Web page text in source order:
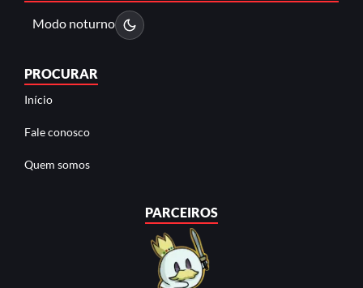
Modo noturno
PROCURAR
Início
Fale conosco
Quem somos
PARCEIROS